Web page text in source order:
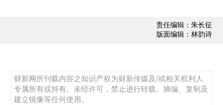
责任编辑：朱长征
版面编辑：林韵诗
财新网所刊载内容之知识产权为财新传媒及/或相关权利人
专属所有或持有。未经许可，禁止进行转载、摘编、复制及
建立镜像等任何使用。